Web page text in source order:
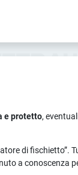
e protetto,
di fischietto”.
a conoscenza